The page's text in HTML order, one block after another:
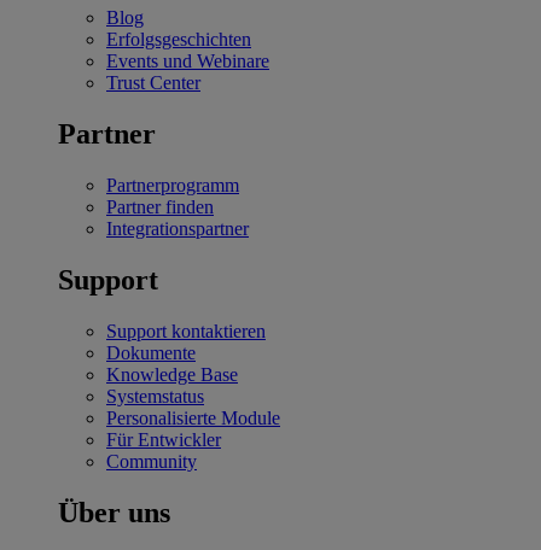
Blog
Erfolgsgeschichten
Events und Webinare
Trust Center
Partner
Partnerprogramm
Partner finden
Integrationspartner
Support
Support kontaktieren
Dokumente
Knowledge Base
Systemstatus
Personalisierte Module
Für Entwickler
Community
Über uns